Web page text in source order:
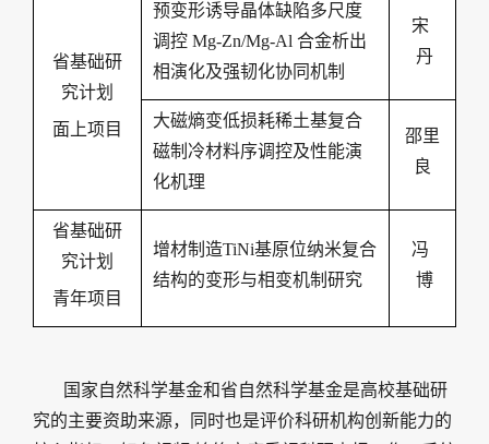
省基础研
究计划
面上项目
预变形诱导晶体缺陷多尺度
调控 Mg-Zn/Mg-Al 合金析出
相演化及强韧化协同机制
宋
丹
大磁熵变低损耗稀土基复合
磁制冷材料序调控及性能演
化机理
邵里
良
省基础研
究计划
青年项目
增材制造TiNi基原位纳米复合
结构的变形与相变机制研究
冯
博
国家自然科学基金和省自然科学基金是高校基础研
究的主要资助来源，同时也是评价科研机构创新能力的